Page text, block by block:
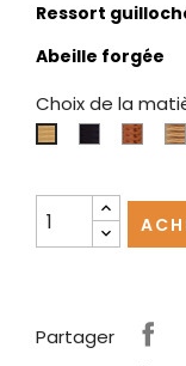
Ressort
Abeille forgée
Choix de la
Buis Ebène
Partager